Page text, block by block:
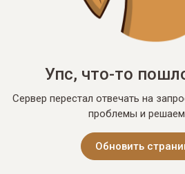
Упс, что-то
Сервер перестал отвечать на
проблемы и решаем
Обновить